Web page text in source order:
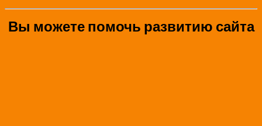
Вы можете помочь развитию сайта